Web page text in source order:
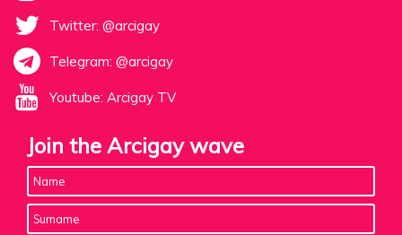
Twitter: @arcigay
Telegram: @arcigay
Youtube: Arcigay TV
Join the Arcigay wave